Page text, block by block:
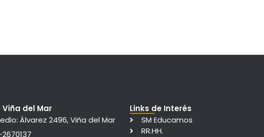
del Mar
Álvarez 2496, Viña del Mar
Links de Interés
SM Educamos
RR.HH.